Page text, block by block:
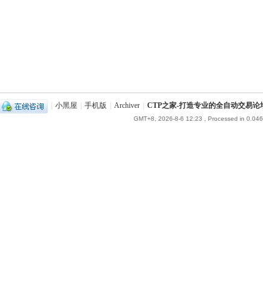
小黑屋 手机版 Archiver CTP之家-打造专业的全自动交易论
GMT+8, 2026-8-6 12:23 , Processed in